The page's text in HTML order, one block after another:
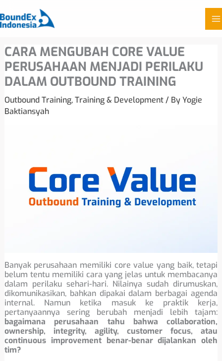
Skip
to
content
CARA MENGUBAH CORE VALUE
PERUSAHAAN MENJADI PERILAKU
DALAM OUTBOUND TRAINING
Outbound Training,Training & Development/ ByYogie
Baktiansyah
Banyak perusahaan memiliki core value yang baik, tetapi
belum tentu memiliki cara yang jelas untuk membacanya
dalam perilaku sehari-hari. Nilainya sudah dirumuskan,
dikomunikasikan, bahkan dipakai dalam berbagai agenda
internal. Namun ketika masuk ke praktik kerja,
pertanyaannya sering berubah menjadi lebih tajam:
bagaimana perusahaan tahu bahwa collaboration,
ownership, integrity, agility, customer focus, atau
continuous improvement benar-benar dijalankan oleh
tim?